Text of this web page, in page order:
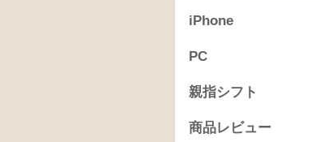
iPhone
PC
親指シフト
商品レビュー